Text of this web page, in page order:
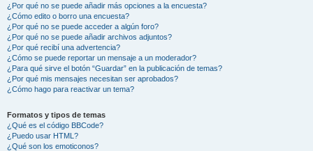
¿Por qué no se puede añadir más opciones a la encuesta?
¿Cómo edito o borro una encuesta?
¿Por qué no se puede acceder a algún foro?
¿Por qué no se puede añadir archivos adjuntos?
¿Por qué recibí una advertencia?
¿Cómo se puede reportar un mensaje a un moderador?
¿Para qué sirve el botón “Guardar” en la publicación de temas?
¿Por qué mis mensajes necesitan ser aprobados?
¿Cómo hago para reactivar un tema?
Formatos y tipos de temas
¿Qué es el código BBCode?
¿Puedo usar HTML?
¿Qué son los emoticonos?